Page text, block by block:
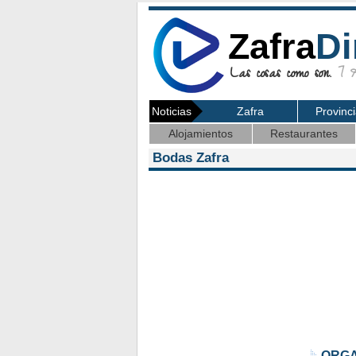
Zafra
Las cosas como son. 7
Noticias Zafra
Alojamientos
Restaurantes
Bodas Zafra